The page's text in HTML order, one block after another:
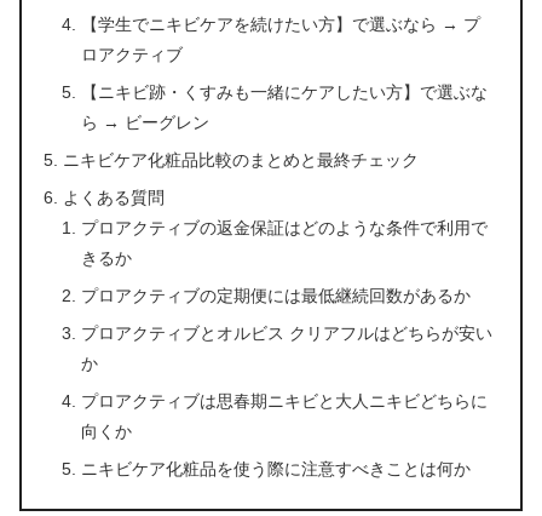
【学生でニキビケアを続けたい方】で選ぶなら → プ
ロアクティブ
【ニキビ跡・くすみも一緒にケアしたい方】で選ぶな
ら → ビーグレン
ニキビケア化粧品比較のまとめと最終チェック
よくある質問
プロアクティブの返金保証はどのような条件で利用で
きるか
プロアクティブの定期便には最低継続回数があるか
プロアクティブとオルビス クリアフルはどちらが安い
か
プロアクティブは思春期ニキビと大人ニキビどちらに
向くか
ニキビケア化粧品を使う際に注意すべきことは何か